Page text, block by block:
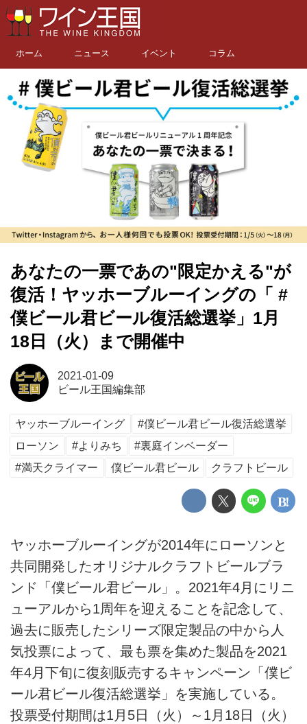
ホーム ニュース イベント コラム
あなたの一票であの"限定かえる"が
復活！ヤッホーブルーイングの「 #
僕ビール君ビール復活総選挙」1月
18日（火）まで開催中
2021-01-09
ビール王国編集部
ヤッホーブルーイング
#僕ビール君ビール復活総選挙
ローソン
#よりみち
#裏庭インベーダー
#満天クライマー
僕ビール君ビール クラフトビール
ヤッホーブルーイングが2014年にローソンと
共同開発したオリジナルクラフトビールブラ
ンド「僕ビール君ビール」。2021年4月にリニ
ューアルから1周年を迎えることを記念して、
過去に販売したシリーズ限定製品の中から人
気投票によって、最も票を集めた製品を2021
年4月下旬に復刻販売するキャンペーン「僕ビ
ール君ビール復活総選挙」を実施している。
投票受付期間は1月5日（火）～1月18日（火）